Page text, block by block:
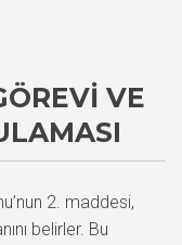
VE
2. maddesi,
belirler. Bu